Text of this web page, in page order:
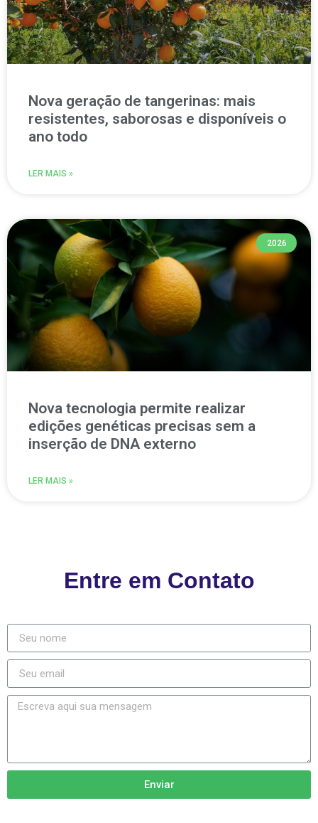
Nova geração de tangerinas: mais
resistentes, saborosas e disponíveis o
ano todo
LER MAIS »
2026
Nova tecnologia permite realizar
edições genéticas precisas sem a
inserção de DNA externo
LER MAIS »
Entre em Contato
Enviar